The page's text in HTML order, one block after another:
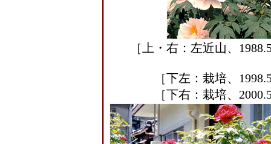
［上・右：左近山、
［下左：栽培、
［下右：栽培、